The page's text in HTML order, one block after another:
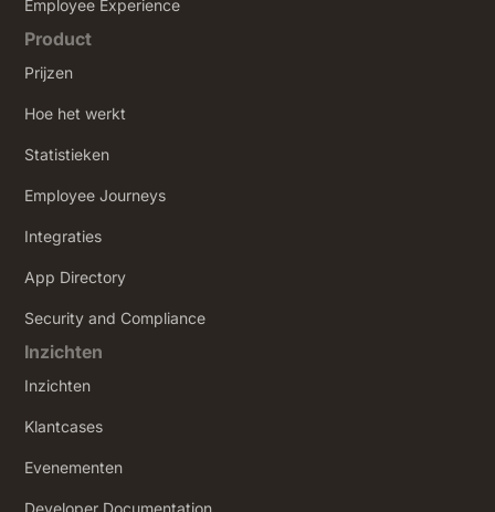
‍Employee Experience
Product
Prijzen
Hoe het werkt
Statistieken
Employee Journeys
Integraties
App Directory
Security and Compliance
Inzichten
Inzichten
Klantcases
Evenementen
Developer Documentation